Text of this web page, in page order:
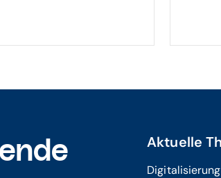
Aktuelle
Digitalisierung